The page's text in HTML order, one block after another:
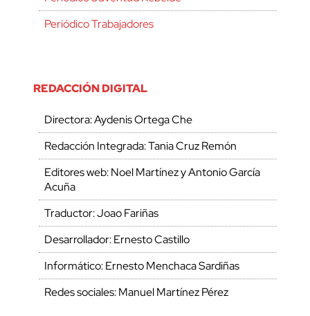
Periódico Trabajadores
REDACCIÓN DIGITAL
Directora: Aydenis Ortega Che
Redacción Integrada: Tania Cruz Remón
Editores web: Noel Martínez y Antonio García
Acuña
Traductor: Joao Fariñas
Desarrollador: Ernesto Castillo
Informático: Ernesto Menchaca Sardiñas
Redes sociales: Manuel Martínez Pérez